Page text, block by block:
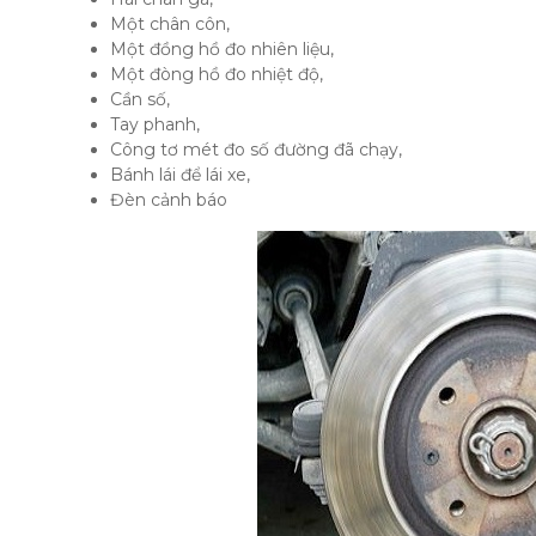
Một chân côn,
Một đồng hồ đo nhiên liệu,
Một đòng hồ đo nhiệt độ,
Cần số,
Tay phanh,
Công tơ mét đo số đường đã chạy,
Bánh lái để lái xe,
Đèn cảnh báo